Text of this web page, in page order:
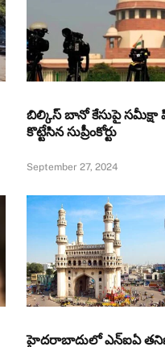
బిల్కిస్ బానో కేసుపై సమీక్షా
కొట్టేసిన సుప్రీంకోర్టు
September 27, 2024
హైదరాబాదులో ఎన్‌ఐఏ